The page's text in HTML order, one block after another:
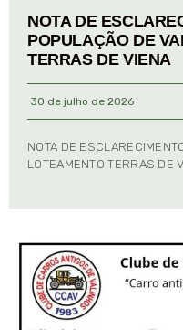
NOTA DE
POPULAÇÃO DE
TERRAS DE VIENA
30 de julho de 2026
NOTA DE
LOTEAMENTO TERRAS DE